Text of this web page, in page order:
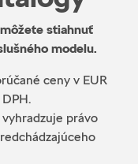
stiahnuť
modelu.
ceny v EUR
vyhradzuje právo